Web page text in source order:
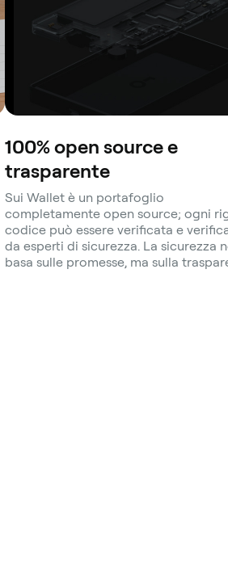
100% open source e
trasparente
Sui Wallet è un portafoglio
completamente open source; ogni
codice può essere verificata e
da esperti di sicurezza. La sicurezza
basa sulle promesse, ma sulla